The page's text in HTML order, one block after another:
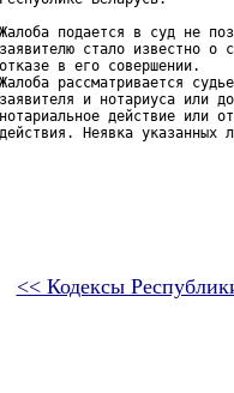
Жалоба подается в суд не
заявителю стало известно о
отказе в его совершении.
Жалоба рассматривается
заявителя и нотариуса или
нотариальное действие или
действия. Неявка указанных
<< Кодексы